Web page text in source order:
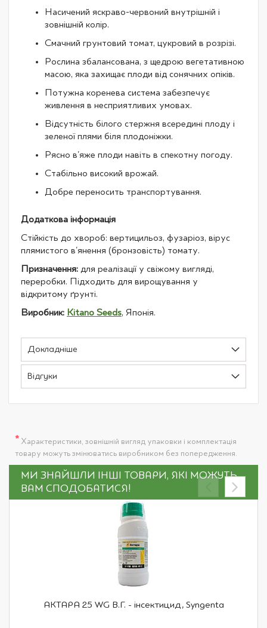
Насичений яскраво-червоний внутрішній і
зовнішній колір.
Смачний грунтовий томат, цукровий в розрізі.
Рослина збалансована, з щедрою вегетативною
масою, яка захищає плоди від сонячних опіків.
Потужна коренева система забезпечує
живлення в несприятливих умовах.
Відсутність білого стержня всередині плоду і
зеленої плями біля плодоніжки.
Рясно в'яже плоди навіть в спекотну погоду.
Стабільно високий врожай.
Добре переносить транспортування.
Додаткова інформація
Стійкість до хвороб: вертицильоз, фузаріоз, вірус
плямистого в'янення (бронзовість) томату.
Призначення: для реалізації у свіжому вигляді,
переробки. Підходить для вирощування у
відкритому ґрунті.
Виробник: Kitano Seeds, Японія.
Докладніше
Відгуки
* Характеристики, зовнішній вигляд упаковки і комплектація
товару можуть змінюватись виробником без попередження.
МИ ЗНАЙШЛИ ІНШІ ТОВАРИ, ЯКІ МОЖУТЬ
ВАМ СПОДОБАТИСЯ!
АКТАРА 25 WG В.Г. - інсектицид, Syngenta